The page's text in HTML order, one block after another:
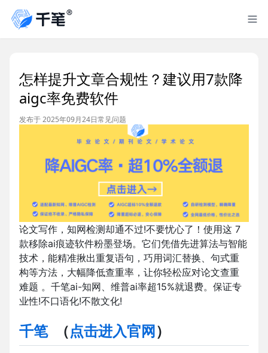
怎样提升文章合规性？建议用7款降
aigc率免费软件
发布于 2025年09月24日常见问题
论文写作，知网检测却通不过!不要忧心了！使用这 7
款移除ai痕迹软件粉墨登场。它们凭借先进算法与智能
技术，能精准揪出重复语句，巧用词汇替换、句式重
构等方法，大幅降低查重率，让你轻松应对论文查重
难题 。千笔ai-知网、维普ai率超15%就退费。保证专
业性!不口语化!不散文化!
千笔（点击进入官网 ）